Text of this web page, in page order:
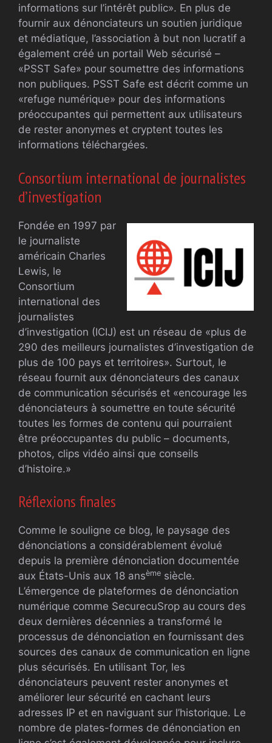
informations sur l’intérêt public». En plus de
fournir aux dénonciateurs un soutien juridique
et médiatique, l’association à but non lucratif a
également créé un portail Web sécurisé –
«PSST Safe» pour soumettre des informations
non publiques. PSST Safe est décrit comme un
«refuge numérique» pour des informations
préoccupantes qui permettent aux utilisateurs
de rester anonymes et cryptent toutes les
informations téléchargées.
Consortium international de journalistes
d’investigation
Fondée en 1997 par
le journaliste
américain Charles
Lewis, le
Consortium
international des
journalistes
d’investigation (ICIJ) est un réseau de «plus de
290 des meilleurs journalistes d’investigation de
plus de 100 pays et territoires». Surtout, le
réseau fournit aux dénonciateurs des canaux
de communication sécurisés et «encourage les
dénonciateurs à soumettre en toute sécurité
toutes les formes de contenu qui pourraient
être préoccupantes du public – documents,
photos, clips vidéo ainsi que conseils
d’histoire.»
Réflexions finales
Comme le souligne ce blog, le paysage des
dénonciations a considérablement évolué
depuis la première dénonciation documentée
aux États-Unis aux 18 ansème siècle.
L’émergence de plateformes de dénonciation
numérique comme SecurecuSrop au cours des
deux dernières décennies a transformé le
processus de dénonciation en fournissant des
sources des canaux de communication en ligne
plus sécurisés. En utilisant Tor, les
dénonciateurs peuvent rester anonymes et
améliorer leur sécurité en cachant leurs
adresses IP et en naviguant sur l’historique. Le
nombre de plates-formes de dénonciation en